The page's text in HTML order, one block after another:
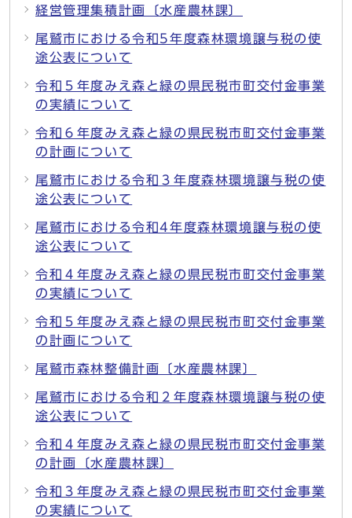
経営管理集積計画〔水産農林課〕
尾鷲市における令和5年度森林環境譲与税の使
途公表について
令和５年度みえ森と緑の県民税市町交付金事業
の実績について
令和６年度みえ森と緑の県民税市町交付金事業
の計画について
尾鷲市における令和３年度森林環境譲与税の使
途公表について
尾鷲市における令和4年度森林環境譲与税の使
途公表について
令和４年度みえ森と緑の県民税市町交付金事業
の実績について
令和５年度みえ森と緑の県民税市町交付金事業
の計画について
尾鷲市森林整備計画〔水産農林課〕
尾鷲市における令和２年度森林環境譲与税の使
途公表について
令和４年度みえ森と緑の県民税市町交付金事業
の計画〔水産農林課〕
令和３年度みえ森と緑の県民税市町交付金事業
の実績について